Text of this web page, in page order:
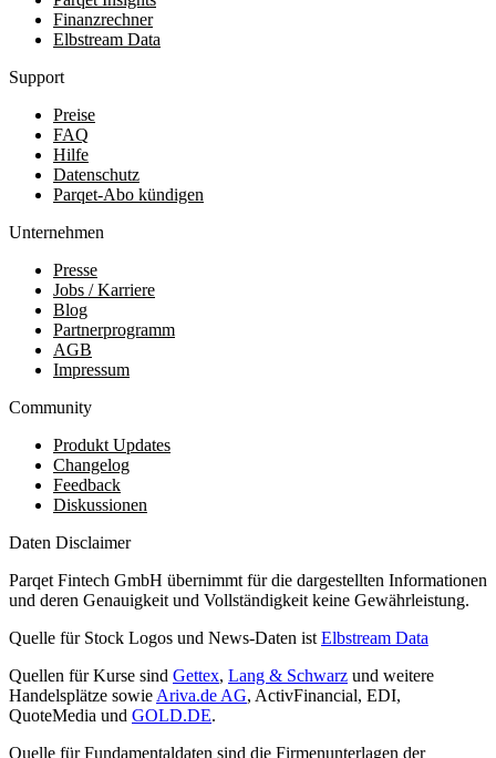
Finanzrechner
Elbstream Data
Support
Preise
FAQ
Hilfe
Datenschutz
Parqet-Abo kündigen
Unternehmen
Presse
Jobs / Karriere
Blog
Partnerprogramm
AGB
Impressum
Community
Produkt Updates
Changelog
Feedback
Diskussionen
Daten Disclaimer
Parqet Fintech GmbH übernimmt für die dargestellten Informationen
und deren Genauigkeit und Vollständigkeit keine Gewährleistung.
Quelle für Stock Logos und News-Daten ist Elbstream Data
Quellen für Kurse sind Gettex, Lang & Schwarz und weitere
Handelsplätze sowie Ariva.de AG, ActivFinancial, EDI,
QuoteMedia und GOLD.DE.
Quelle für Fundamentaldaten sind die Firmenunterlagen der